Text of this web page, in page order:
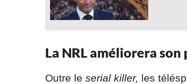
La NRL améliorera son
Outre le serial killer, les